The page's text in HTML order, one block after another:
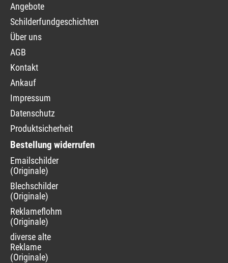
Navigation
überspringen
Angebote
Schilderfundgeschichten
Über uns
AGB
Kontakt
Ankauf
Impressum
Datenschutz
Produktsicherheit
Bestellung widerrufen
Navigation
überspringen
Emailschilder
(Originale)
Blechschilder
(Originale)
Reklameflohmarkt
(Originale)
diverse alte
Reklame
(Originale)